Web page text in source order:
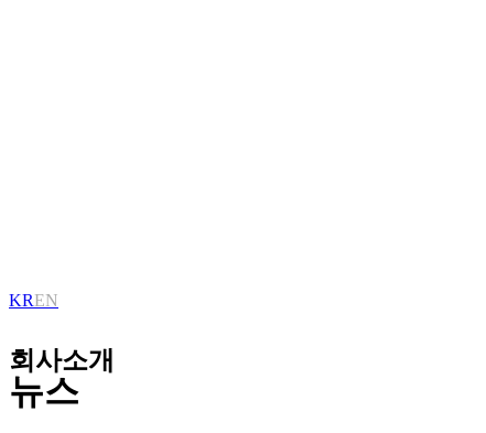
KREN
회사소개
뉴스